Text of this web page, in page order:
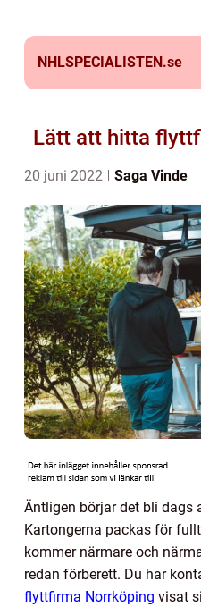
NHLSPECIALISTEN.se
Lätt att hitta
20 juni 2022 Saga Vinde
Äntligen börjar det bli dags
Kartongerna packas för
kommer närmare och
redan förberett. Du har
flyttfirma Norrköping visat